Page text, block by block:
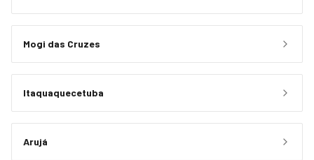
Mogi das Cruzes
Itaquaquecetuba
Arujá